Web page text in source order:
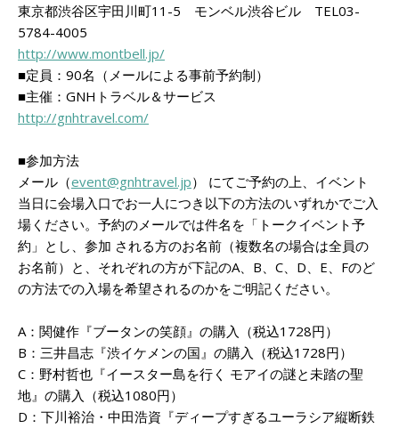
東京都渋谷区宇田川町11-5 モンベル渋谷ビル TEL03-
5784-4005
http://www.montbell.jp/
■定員：90名（メールによる事前予約制）
■主催：GNHトラベル＆サービス
http://gnhtravel.com/
■参加方法
メール（event@gnhtravel.jp） にてご予約の上、イベント
当日に会場入口でお一人につき以下の方法のいずれかでご入
場ください。予約のメールでは件名を「トークイベント予
約」とし、参加 される方のお名前（複数名の場合は全員の
お名前）と、それぞれの方が下記のA、B、C、D、E、Fのど
の方法での入場を希望されるのかをご明記ください。
A：関健作『ブータンの笑顔』の購入（税込1728円）
B：三井昌志『渋イケメンの国』の購入（税込1728円）
C：野村哲也『イースター島を行く モアイの謎と未踏の聖
地』の購入（税込1080円）
D：下川裕治・中田浩資『ディープすぎるユーラシア縦断鉄